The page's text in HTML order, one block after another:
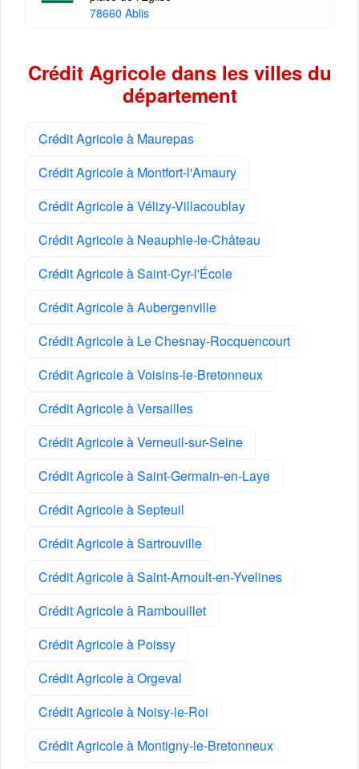
78660 Ablis
Crédit Agricole dans les villes du
département
Crédit Agricole à Maurepas
Crédit Agricole à Montfort-l'Amaury
Crédit Agricole à Vélizy-Villacoublay
Crédit Agricole à Neauphle-le-Château
Crédit Agricole à Saint-Cyr-l'École
Crédit Agricole à Aubergenville
Crédit Agricole à Le Chesnay-Rocquencourt
Crédit Agricole à Voisins-le-Bretonneux
Crédit Agricole à Versailles
Crédit Agricole à Verneuil-sur-Seine
Crédit Agricole à Saint-Germain-en-Laye
Crédit Agricole à Septeuil
Crédit Agricole à Sartrouville
Crédit Agricole à Saint-Arnoult-en-Yvelines
Crédit Agricole à Rambouillet
Crédit Agricole à Poissy
Crédit Agricole à Orgeval
Crédit Agricole à Noisy-le-Roi
Crédit Agricole à Montigny-le-Bretonneux